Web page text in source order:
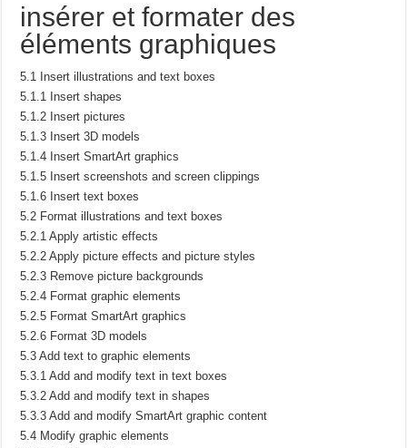
insérer et formater des
éléments graphiques
5.1 Insert illustrations and text boxes
5.1.1 Insert shapes
5.1.2 Insert pictures
5.1.3 Insert 3D models
5.1.4 Insert SmartArt graphics
5.1.5 Insert screenshots and screen clippings
5.1.6 Insert text boxes
5.2 Format illustrations and text boxes
5.2.1 Apply artistic effects
5.2.2 Apply picture effects and picture styles
5.2.3 Remove picture backgrounds
5.2.4 Format graphic elements
5.2.5 Format SmartArt graphics
5.2.6 Format 3D models
5.3 Add text to graphic elements
5.3.1 Add and modify text in text boxes
5.3.2 Add and modify text in shapes
5.3.3 Add and modify SmartArt graphic content
5.4 Modify graphic elements